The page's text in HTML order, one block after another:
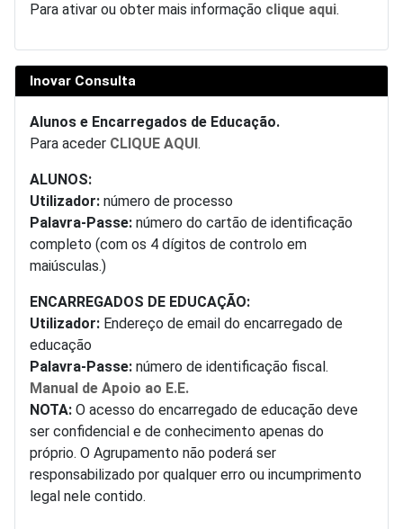
Para ativar ou obter mais informação clique aqui.
Inovar Consulta
Alunos e Encarregados de Educação.
Para aceder CLIQUE AQUI .
ALUNOS:
Utilizador: número de processo
Palavra-Passe: número do cartão de identificação
completo (com os 4 dígitos de controlo em
maiúsculas.)
ENCARREGADOS DE EDUCAÇÃO:
Utilizador: Endereço de email do encarregado de
educação
Palavra-Passe: número de identificação fiscal.
Manual de Apoio ao E.E.
NOTA: O acesso do encarregado de educação deve
ser confidencial e de conhecimento apenas do
próprio. O Agrupamento não poderá ser
responsabilizado por qualquer erro ou incumprimento
legal nele contido.